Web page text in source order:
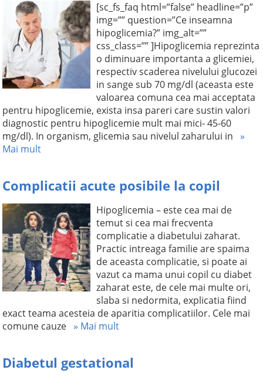
[sc_fs_faq html=”false” headline=”p”
img=”” question=”Ce inseamna
hipoglicemia?” img_alt=””
css_class=”” ]Hipoglicemia reprezinta
o diminuare importanta a glicemiei,
respectiv scaderea nivelului glucozei
in sange sub 70 mg/dl (aceasta este
valoarea comuna cea mai acceptata
pentru hipoglicemie, exista insa pareri care sustin valori
diagnostic pentru hipoglicemie mult mai mici- 45-60
mg/dl). In organism, glicemia sau nivelul zaharului in »
Mai mult
Complicatii acute posibile la copil
Hipoglicemia – este cea mai de
temut si cea mai frecventa
complicatie a diabetului zaharat.
Practic intreaga familie are spaima
de aceasta complicatie, si poate ai
vazut ca mama unui copil cu diabet
zaharat este, de cele mai multe ori,
slaba si nedormita, explicatia fiind
exact teama acesteia de aparitia complicatiilor. Cele mai
comune cauze » Mai mult
Diabetul gestational